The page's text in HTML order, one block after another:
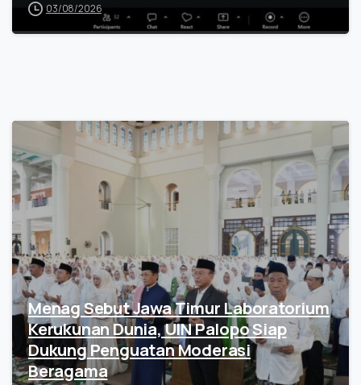
03/08/2026
Menag Sebut Jawa Timur Laboratorium
Kerukunan Dunia, UIN Palopo Siap
Dukung Penguatan Moderasi
Beragama